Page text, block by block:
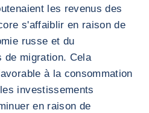
les revenus des
s'affaiblir en raison de
russe et du
de migration. Cela
à la consommation
investissements
en raison de